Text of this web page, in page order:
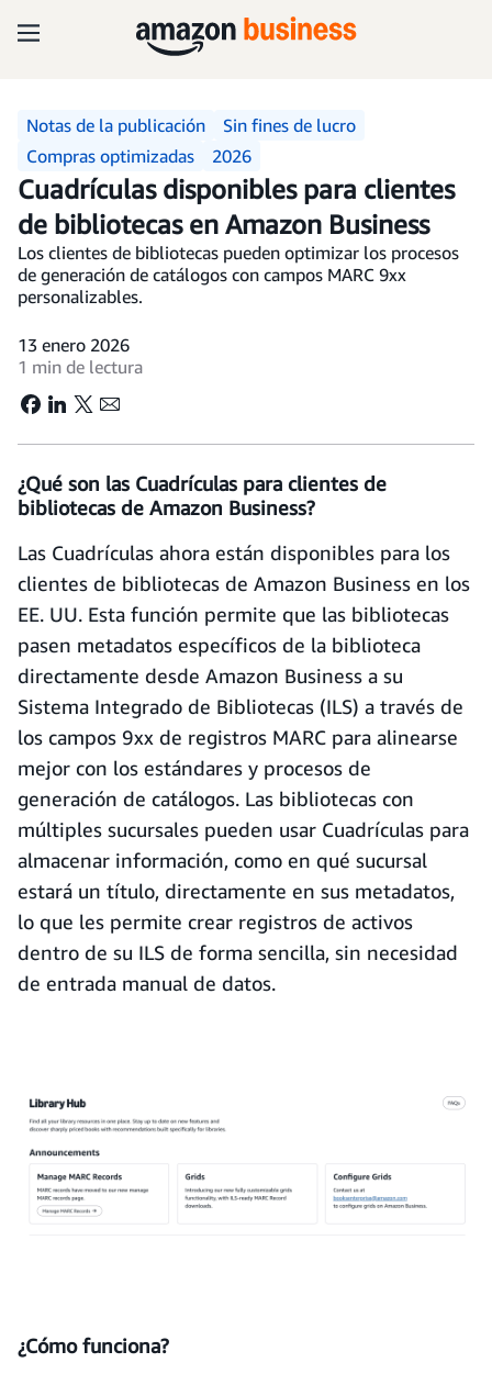
Notas de la publicación
Sin fines de lucro
Compras optimizadas
2026
Cuadrículas disponibles para clientes
de bibliotecas en Amazon Business
Los clientes de bibliotecas pueden optimizar los procesos
de generación de catálogos con campos MARC 9xx
personalizables.
13 enero 2026
1 min de lectura
¿Qué son las Cuadrículas para clientes de
bibliotecas de Amazon Business?
Las Cuadrículas ahora están disponibles para los
clientes de bibliotecas de Amazon Business en los
EE. UU. Esta función permite que las bibliotecas
pasen metadatos específicos de la biblioteca
directamente desde Amazon Business a su
Sistema Integrado de Bibliotecas (ILS) a través de
los campos 9xx de registros MARC para alinearse
mejor con los estándares y procesos de
generación de catálogos. Las bibliotecas con
múltiples sucursales pueden usar Cuadrículas para
almacenar información, como en qué sucursal
estará un título, directamente en sus metadatos,
lo que les permite crear registros de activos
dentro de su ILS de forma sencilla, sin necesidad
de entrada manual de datos.
¿Cómo funciona?